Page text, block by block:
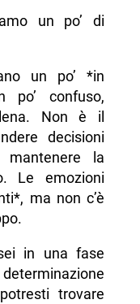
un po’ di
un po’ *in
po’ confuso,
Non è il
decisioni
la
Le emozioni
ma non c’è
in una fase
trovare